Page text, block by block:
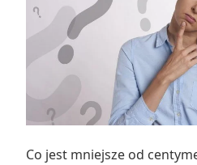
Co jest mniejsze od